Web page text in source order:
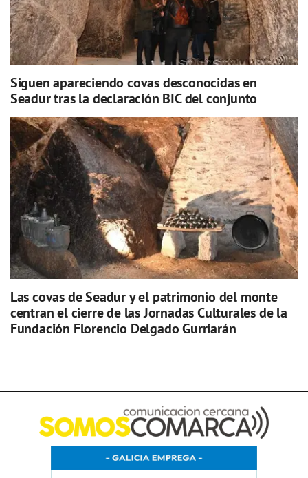
Siguen apareciendo covas desconocidas en
Seadur tras la declaración BIC del conjunto
Las covas de Seadur y el patrimonio del monte
centran el cierre de las Jornadas Culturales de la
Fundación Florencio Delgado Gurriarán